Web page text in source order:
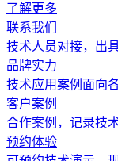
了解更多
联系我们
技术人员对接，出
品牌实力
技术应用案例面向
客户案例
合作案例，记录技
预约体验